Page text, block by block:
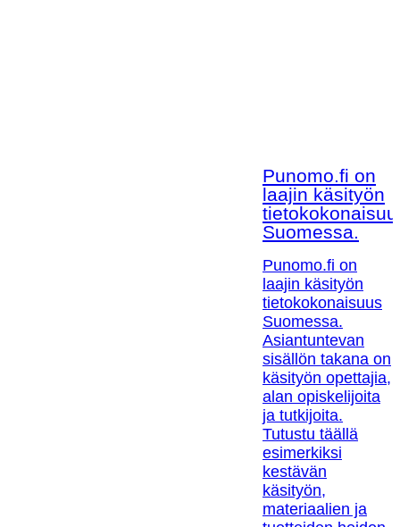
Punomo.fi on
laajin käsityön
Suomessa.
Punomo.fi on
laajin käsityön
tietokokonaisuus
Suomessa.
Asiantuntevan
sisällön takana on
käsityön opettajia,
alan opiskelijoita
ja tutkijoita.
Tutustu täällä
esimerkiksi
kestävän
käsityön,
materiaalien ja